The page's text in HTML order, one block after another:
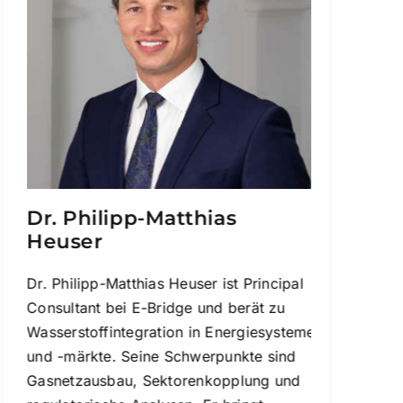
Dr. Philipp-Matthias
Heuser
Dr. Philipp-Matthias Heuser ist Principal
Consultant bei E-Bridge und berät zu
Wasserstoffintegration in Energiesysteme
und -märkte. Seine Schwerpunkte sind
Gasnetzausbau, Sektorenkopplung und